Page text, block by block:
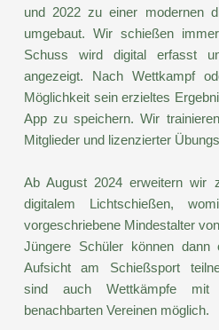
und 2022 zu einer modernen
umgebaut. Wir schießen
Schuss wird digital erfasst
angezeigt. Nach Wettkampf
Möglichkeit sein erzieltes
App zu speichern. Wir
Mitglieder und lizenzierter
Ab August 2024 erweitern wir
digitalem Lichtschießen,
vorgeschriebene Mindestalter
Jüngere Schüler können dann
Aufsicht am Schießsport
sind auch Wettkämpfe mit
benachbarten Vereinen möglich.